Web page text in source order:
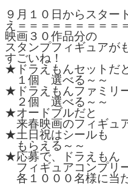
９月１０日からスター
え＝＝＝＝＝＝＝＝＝
映画３０作品分の
スタンプフィギュアが
すごいね！
★ドラえもんセットだ
１個　選べる～～
★ドラえもんファミリ
２個　選べる～～
★オードブルだと
来春映画のフィギュ
★土日祝はシールも
もらえる～～
★応募で、ドラえもん
フィギュアコンプリ
各１０００名様に当